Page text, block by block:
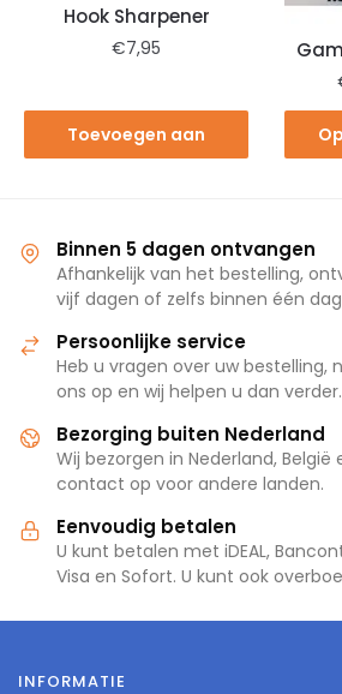
Hook Sharpener
€7,95
Toevoegen aan
Binnen 5 dagen ontvangen
Afhankelijk van het bestelling,
vijf dagen of zelfs binnen één
Persoonlijke service
Heb u vragen over uw
ons op en wij helpen u dan verder.
Bezorging buiten Nederland
Wij bezorgen in Nederland,
contact op voor andere landen.
Eenvoudig betalen
U kunt betalen met iDEAL,
Visa en Sofort. U kunt ook
INFORMATIE